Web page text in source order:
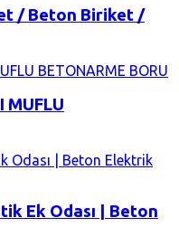
/ Beton Biriket /
MUFLU
Ek Odası | Beton